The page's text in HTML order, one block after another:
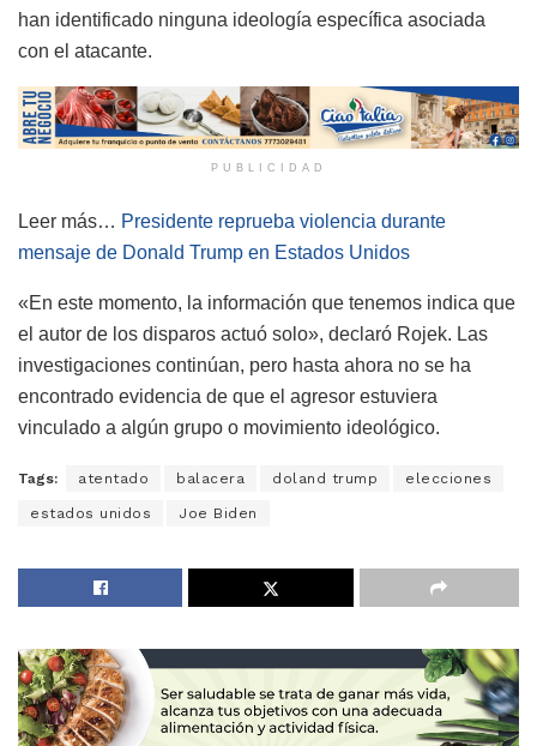
han identificado ninguna ideología específica asociada
con el atacante.
PUBLICIDAD
Leer más… Presidente reprueba violencia durante
mensaje de Donald Trump en Estados Unidos
«En este momento, la información que tenemos indica que
el autor de los disparos actuó solo», declaró Rojek. Las
investigaciones continúan, pero hasta ahora no se ha
encontrado evidencia de que el agresor estuviera
vinculado a algún grupo o movimiento ideológico.
Tags: atentado balacera doland trump elecciones
estados unidos Joe Biden